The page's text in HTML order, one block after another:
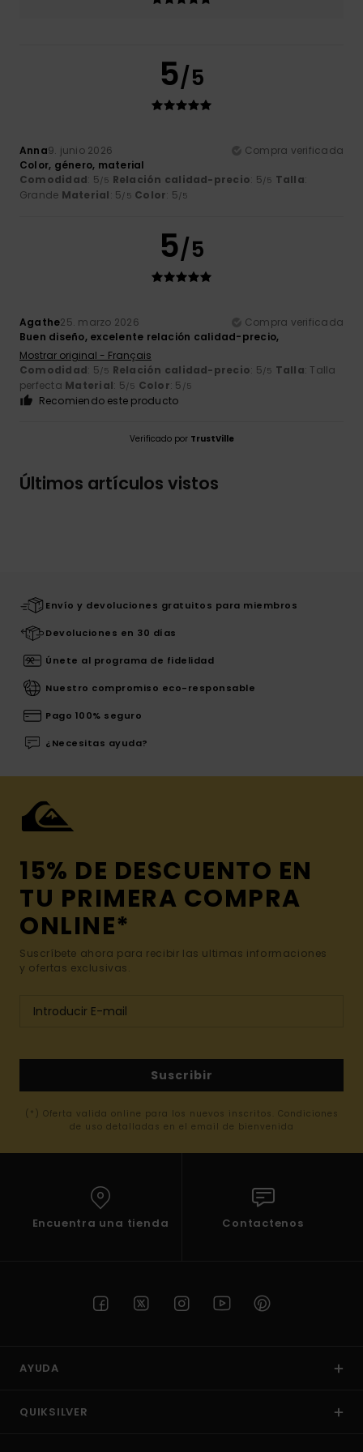
5/5
Anna9. junio 2026
Compra verificada
Color, género, material
Comodidad: 5/5 Relación calidad-precio: 5/5 Talla:
Grande Material: 5/5 Color: 5/5
5/5
Agathe25. marzo 2026
Compra verificada
Buen diseño, excelente relación calidad-precio,
Mostrar original - Français
Comodidad: 5/5 Relación calidad-precio: 5/5 Talla: Talla
perfecta Material: 5/5 Color: 5 /5
Recomiendo este producto
Verificado por TrustVille
Últimos artículos vistos
Envío y devoluciones gratuitos para miembros
Devoluciones en 30 días
Únete al programa de fidelidad
Nuestro compromiso eco-responsable
Pago 100% seguro
¿Necesitas ayuda?
15% DE DESCUENTO EN
TU PRIMERA COMPRA
ONLINE*
Suscríbete ahora para recibir las ultimas informaciones
y ofertas exclusivas.
Suscribir
(*) Oferta valida online para los nuevos inscritos. Condiciones
de uso detalladas en el email de bienvenida
Encuentra una tienda Contactenos
AYUDA
QUIKSILVER